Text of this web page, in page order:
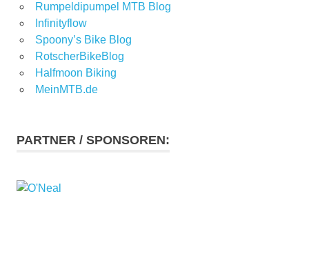
Rumpeldipumpel MTB Blog
Infinityflow
Spoony’s Bike Blog
RotscherBikeBlog
Halfmoon Biking
MeinMTB.de
PARTNER / SPONSOREN: